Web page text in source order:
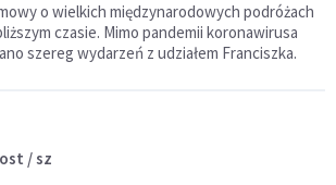
o wielkich międzynarodowych podróżach
czasie. Mimo pandemii koronawirusa
szereg wydarzeń z udziałem Franciszka.
/ sz